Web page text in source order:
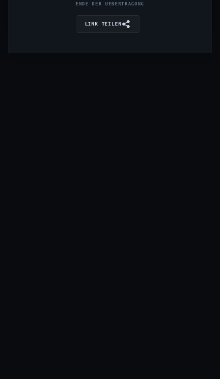
ENDE DER UEBERTRAGUNG
LINK TEILEN